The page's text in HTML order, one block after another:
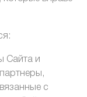
Сайта и
с